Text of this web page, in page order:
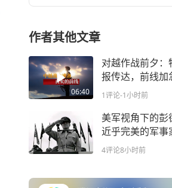
作者其他文章
06:40
对越作战前夕：
报传达，前线加
师长在睡觉
1评论-1小时前
美军视角下的彭
近乎完美的军事
正的军人
4评论8小时前